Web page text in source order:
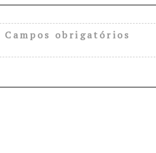
Campos obrigatórios